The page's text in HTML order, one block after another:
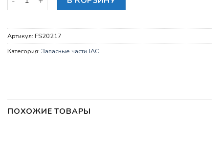
Артикул: FS20217
Категория: Запасные части JAC
ПОХОЖИЕ ТОВАРЫ